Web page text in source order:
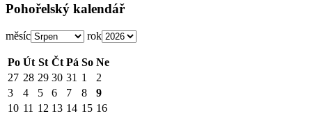
Pohořelský kalendář
měsíc rok
Po Út St Čt Pá So Ne
27 28 29 30 31 1
2
3
4 5 6 7 8
9
10 11 12 13 14 15 16